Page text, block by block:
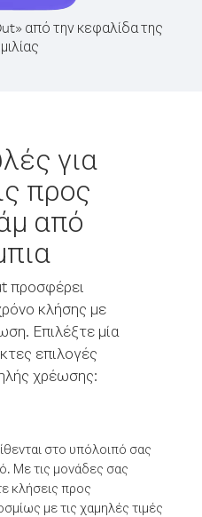
από την κεφαλίδα της
για
προς
από
προσφέρει
κλήσης με
Επιλέξτε μία
επιλογές
χρέωσης:
στο υπόλοιπό σας
Με τις μονάδες σας
κλήσεις προς
με τις χαμηλές τιμές